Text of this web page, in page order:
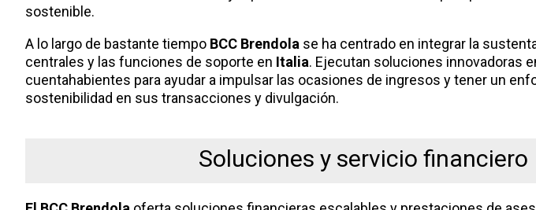
sostenible.
A lo largo de bastante tiempo BCC Brendola se ha centrado en integrar la
centrales y las funciones de soporte en Italia. Ejecutan soluciones innovadoras
cuentahabientes para ayudar a impulsar las ocasiones de ingresos y tener un
sostenibilidad en sus transacciones y divulgación.
Soluciones y servicio financiero